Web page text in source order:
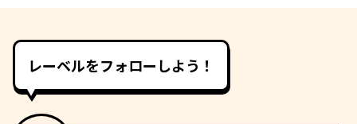
レーベルをフォローしよう！